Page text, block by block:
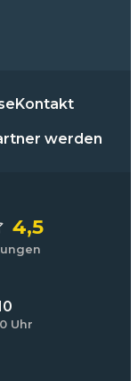
Kontakt
werden
4,5
Uhr